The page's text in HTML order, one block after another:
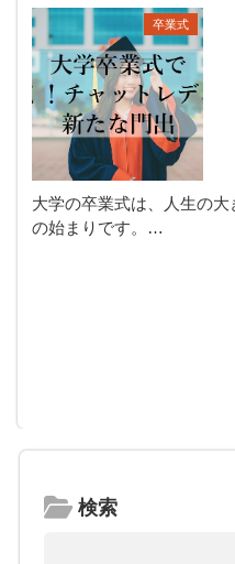
卒業式
大学の卒業式は、人生の
の始まりです。…
検索